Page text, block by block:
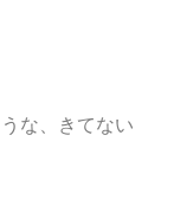
な、きてない